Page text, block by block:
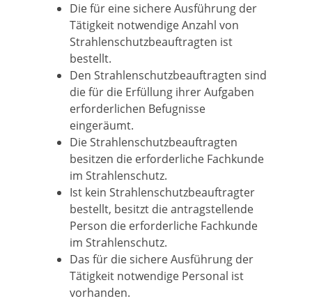
Die für eine sichere Ausführung der
Tätigkeit notwendige Anzahl von
Strahlenschutzbeauftragten ist
bestellt.
Den Strahlenschutzbeauftragten sind
die für die Erfüllung ihrer Aufgaben
erforderlichen Befugnisse
eingeräumt.
Die Strahlenschutzbeauftragten
besitzen die erforderliche Fachkunde
im Strahlenschutz.
Ist kein Strahlenschutzbeauftragter
bestellt, besitzt die antragstellende
Person die erforderliche Fachkunde
im Strahlenschutz.
Das für die sichere Ausführung der
Tätigkeit notwendige Personal ist
vorhanden.